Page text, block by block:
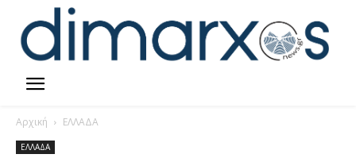
Αρχική ΕΛΛΑΔΑ
ΕΛΛΑΔΑ